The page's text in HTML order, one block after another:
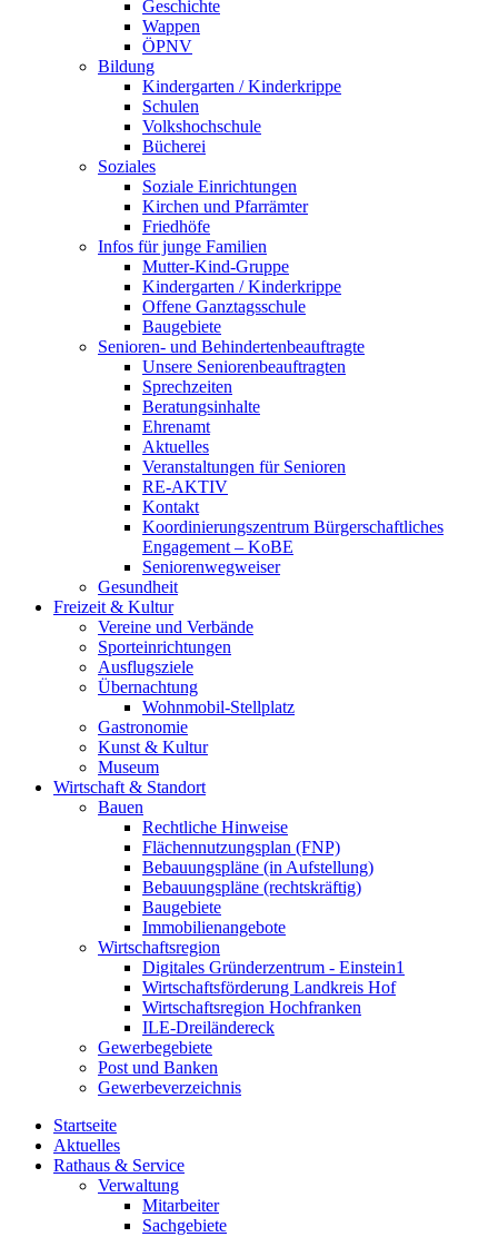
Geschichte
Wappen
ÖPNV
Bildung
Kindergarten / Kinderkrippe
Schulen
Volkshochschule
Bücherei
Soziales
Soziale Einrichtungen
Kirchen und Pfarrämter
Friedhöfe
Infos für junge Familien
Mutter-Kind-Gruppe
Kindergarten / Kinderkrippe
Offene Ganztagsschule
Baugebiete
Senioren- und Behindertenbeauftragte
Unsere Seniorenbeauftragten
Sprechzeiten
Beratungsinhalte
Ehrenamt
Aktuelles
Veranstaltungen für Senioren
RE-AKTIV
Kontakt
Koordinierungszentrum Bürgerschaftliches
Engagement – KoBE
Seniorenwegweiser
Gesundheit
Freizeit & Kultur
Vereine und Verbände
Sporteinrichtungen
Ausflugsziele
Übernachtung
Wohnmobil-Stellplatz
Gastronomie
Kunst & Kultur
Museum
Wirtschaft & Standort
Bauen
Rechtliche Hinweise
Flächennutzungsplan (FNP)
Bebauungspläne (in Aufstellung)
Bebauungspläne (rechtskräftig)
Baugebiete
Immobilienangebote
Wirtschaftsregion
Digitales Gründerzentrum - Einstein1
Wirtschaftsförderung Landkreis Hof
Wirtschaftsregion Hochfranken
ILE-Dreiländereck
Gewerbegebiete
Post und Banken
Gewerbeverzeichnis
Startseite
Aktuelles
Rathaus & Service
Verwaltung
Mitarbeiter
Sachgebiete